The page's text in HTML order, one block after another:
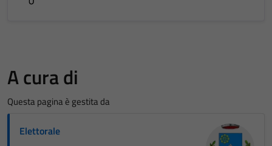
A cura di
Questa pagina è gestita da
Elettorale